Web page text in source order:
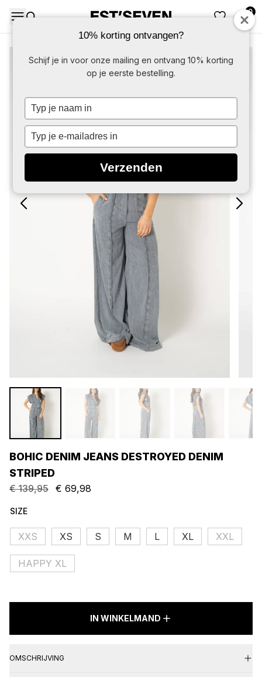
DAMES HEREN
0
-50%
BOHIC DENIM JEANS DESTROYED DENIM
STRIPED
€139,95
Oorspronkelijke
prijs
€ 139,95.
€ 69,98
Huidige
prijs
€ 69,98.
SIZE
XXS XS S M L XL XXL
HAPPY XL
Denim
IN WINKELMAND
OMSCHRIJVING
10% korting ontvangen?
Schijf je in voor onze mailing en ontvang 10% korting
op je eerste bestelling.
Typ
naam
Typ
e-
in
Verzenden